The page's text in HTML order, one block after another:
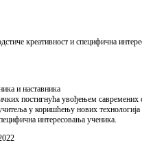
креативност и специфична
и наставника
постигнућа увођењем
у коришћењу нових технологија
интересовања ученика.